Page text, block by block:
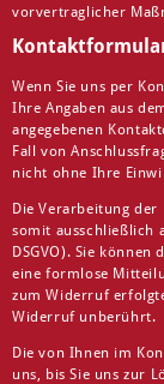
vorvertraglicher
Wenn Sie uns per
Ihre Angaben aus
angegebenen
Fall von
nicht ohne Ihre
Die Verarbeitung
somit ausschließlich
DSGVO). Sie
eine formlose
zum Widerruf
Widerruf unberührt.
Die von Ihnen im
uns, bis Sie uns zur